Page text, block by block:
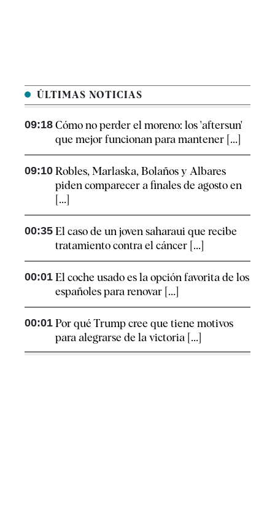
ÚLTIMAS NOTICIAS
09:18 Cómo no perder el moreno: los 'aftersun'
que mejor funcionan para mantener [...]
09:10 Robles, Marlaska, Bolaños y Albares
piden comparecer a finales de agosto en
[...]
00:35 El caso de un joven saharaui que recibe
tratamiento contra el cáncer [...]
00:01 El coche usado es la opción favorita de los
españoles para renovar [...]
00:01 Por qué Trump cree que tiene motivos
para alegrarse de la victoria [...]